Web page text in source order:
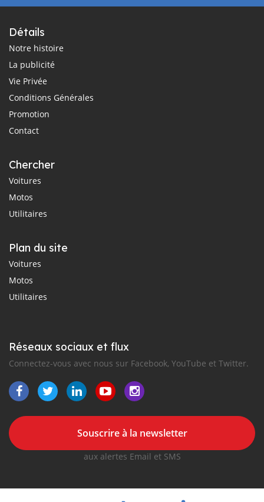
Détails
Notre histoire
La publicité
Vie Privée
Conditions Générales
Promotion
Contact
Chercher
Voitures
Motos
Utilitaires
Plan du site
Voitures
Motos
Utilitaires
Réseaux sociaux et flux
Connectez-vous avec nous sur Facebook, YouTube et Twitter.
Souscrire à la newsletter
aux alertes Email et SMS